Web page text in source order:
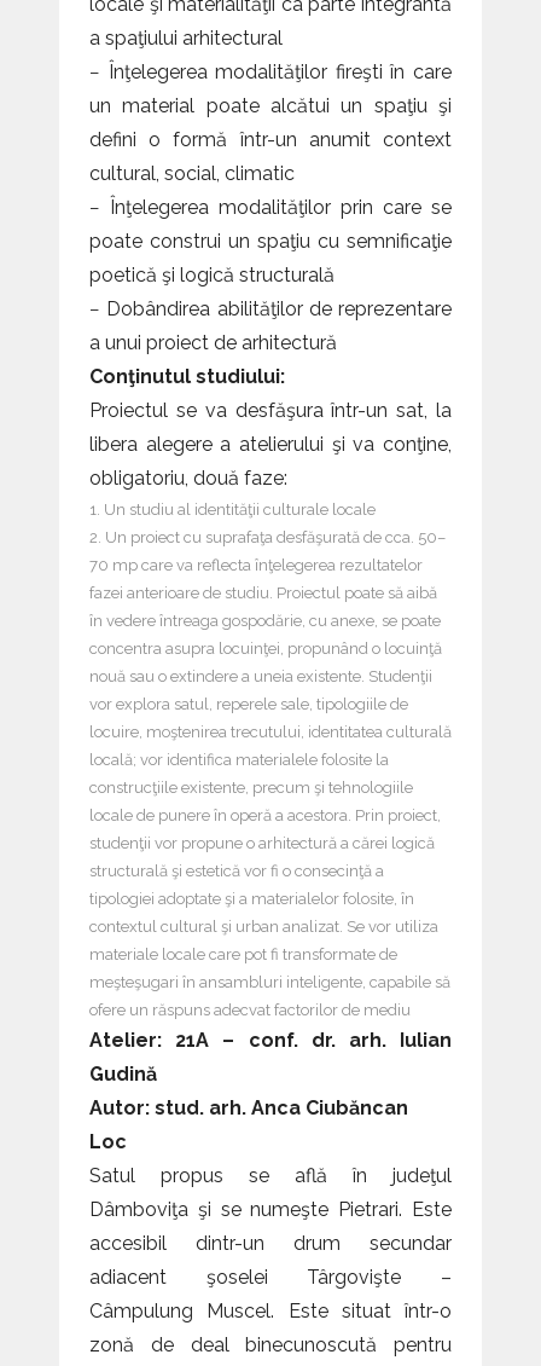
a spaţiului arhitectural
− Înţelegerea modalităţilor fireşti în care
un material poate alcătui un spaţiu şi
defini o formă într-un anumit context
cultural, social, climatic
− Înţelegerea modalităţilor prin care se
poate construi un spaţiu cu semnificaţie
poetică şi logică structurală
− Dobândirea abilităţilor de reprezentare
a unui proiect de arhitectură
Conţinutul studiului:
Proiectul se va desfăşura într-un sat, la
libera alegere a atelierului şi va conţine,
obligatoriu, două faze:
Un studiu al identităţii culturale locale
Un proiect cu suprafaţa desfăşurată de cca. 50–
70 mp care va reflecta înţelegerea rezultatelor
fazei anterioare de studiu. Proiectul poate să aibă
în vedere întreaga gospodărie, cu anexe, se poate
concentra asupra locuinţei, propunând o locuinţă
nouă sau o extindere a uneia existente. Studenţii
vor explora satul, reperele sale, tipologiile de
locuire, moştenirea trecutului, identitatea culturală
locală; vor identifica materialele folosite la
construcţiile existente, precum şi tehnologiile
locale de punere în operă a acestora. Prin proiect,
studenţii vor propune o arhitectură a cărei logică
structurală şi estetică vor fi o consecinţă a
tipologiei adoptate şi a materialelor folosite, în
contextul cultural şi urban analizat. Se vor utiliza
materiale locale care pot fi transformate de
meşteşugari în ansambluri inteligente, capabile să
ofere un răspuns adecvat factorilor de mediu
Atelier: 21A – conf. dr. arh. Iulian
Gudină
Autor: stud. arh. Anca Ciubăncan
Loc
Satul propus se află în judeţul
Dâmboviţa şi se numeşte Pietrari. Este
accesibil dintr-un drum secundar
adiacent şoselei Târgovişte –
Câmpulung Muscel. Este situat într-o
zonă de deal binecunoscută pentru